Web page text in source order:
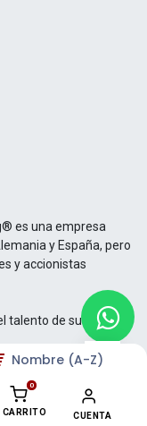
Nombre (A-Z)
0
CARRITO CUENTA
es una empresa
y España, pero
y accionistas
talento de su gente.